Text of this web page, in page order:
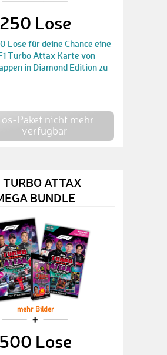
250 Lose
Lose für deine Chance eine
Turbo Attax Karte von
in Diamond Edition zu
Paket nicht mehr
verfügbar
TURBO ATTAX
BUNDLE
mehr Bilder
500 Lose